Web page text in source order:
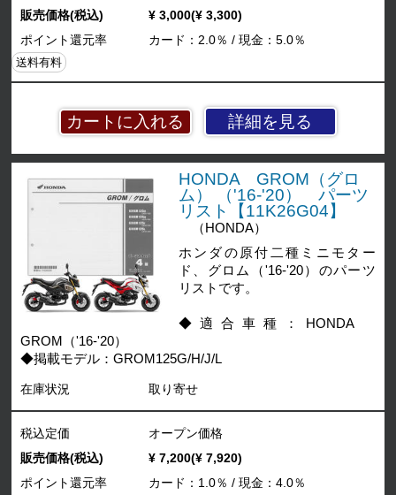
詳細を見る
販売価格(税込)
¥ 3,000(¥ 3,300)
ポイント還元率
カード：2.0％ / 現金：5.0％
送料有料
HONDA GROM（グロ
ム） （'16-'20） パーツ
リスト【11K26G04】
（HONDA）
ホンダの原付二種ミニモター
ド、グロム（'16-'20）のパーツ
リストです。
◆適合車種：HONDA
GROM（'16-'20）
◆掲載モデル：GROM125G/H/J/L
在庫状況 取り寄せ
税込定価
オープン価格
販売価格(税込)
¥ 7,200(¥ 7,920)
ポイント還元率
カード：1.0％ / 現金：4.0％